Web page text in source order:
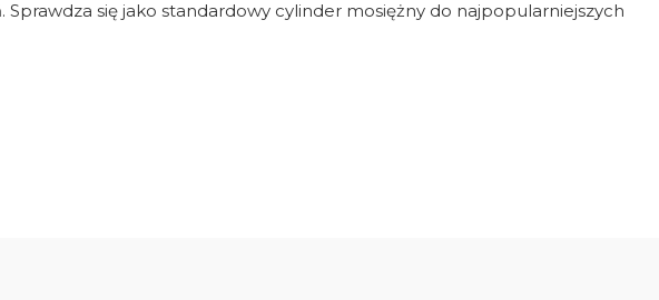
się jako standardowy cylinder mosiężny do najpopularniejszych